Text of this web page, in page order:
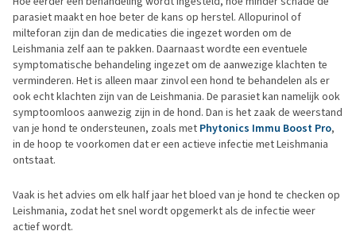
parasiet maakt en hoe beter de kans op herstel. Allopurinol of
milteforan zijn dan de medicaties die ingezet worden om de
Leishmania zelf aan te pakken. Daarnaast wordte een eventuele
symptomatische behandeling ingezet om de aanwezige klachten te
verminderen. Het is alleen maar zinvol een hond te behandelen als er
ook echt klachten zijn van de Leishmania. De parasiet kan namelijk ook
symptoomloos aanwezig zijn in de hond. Dan is het zaak de weerstand
van je hond te ondersteunen, zoals met Phytonics Immu Boost Pro,
in de hoop te voorkomen dat er een actieve infectie met Leishmania
ontstaat.
Vaak is het advies om elk half jaar het bloed van je hond te checken op
Leishmania, zodat het snel wordt opgemerkt als de infectie weer
actief wordt.